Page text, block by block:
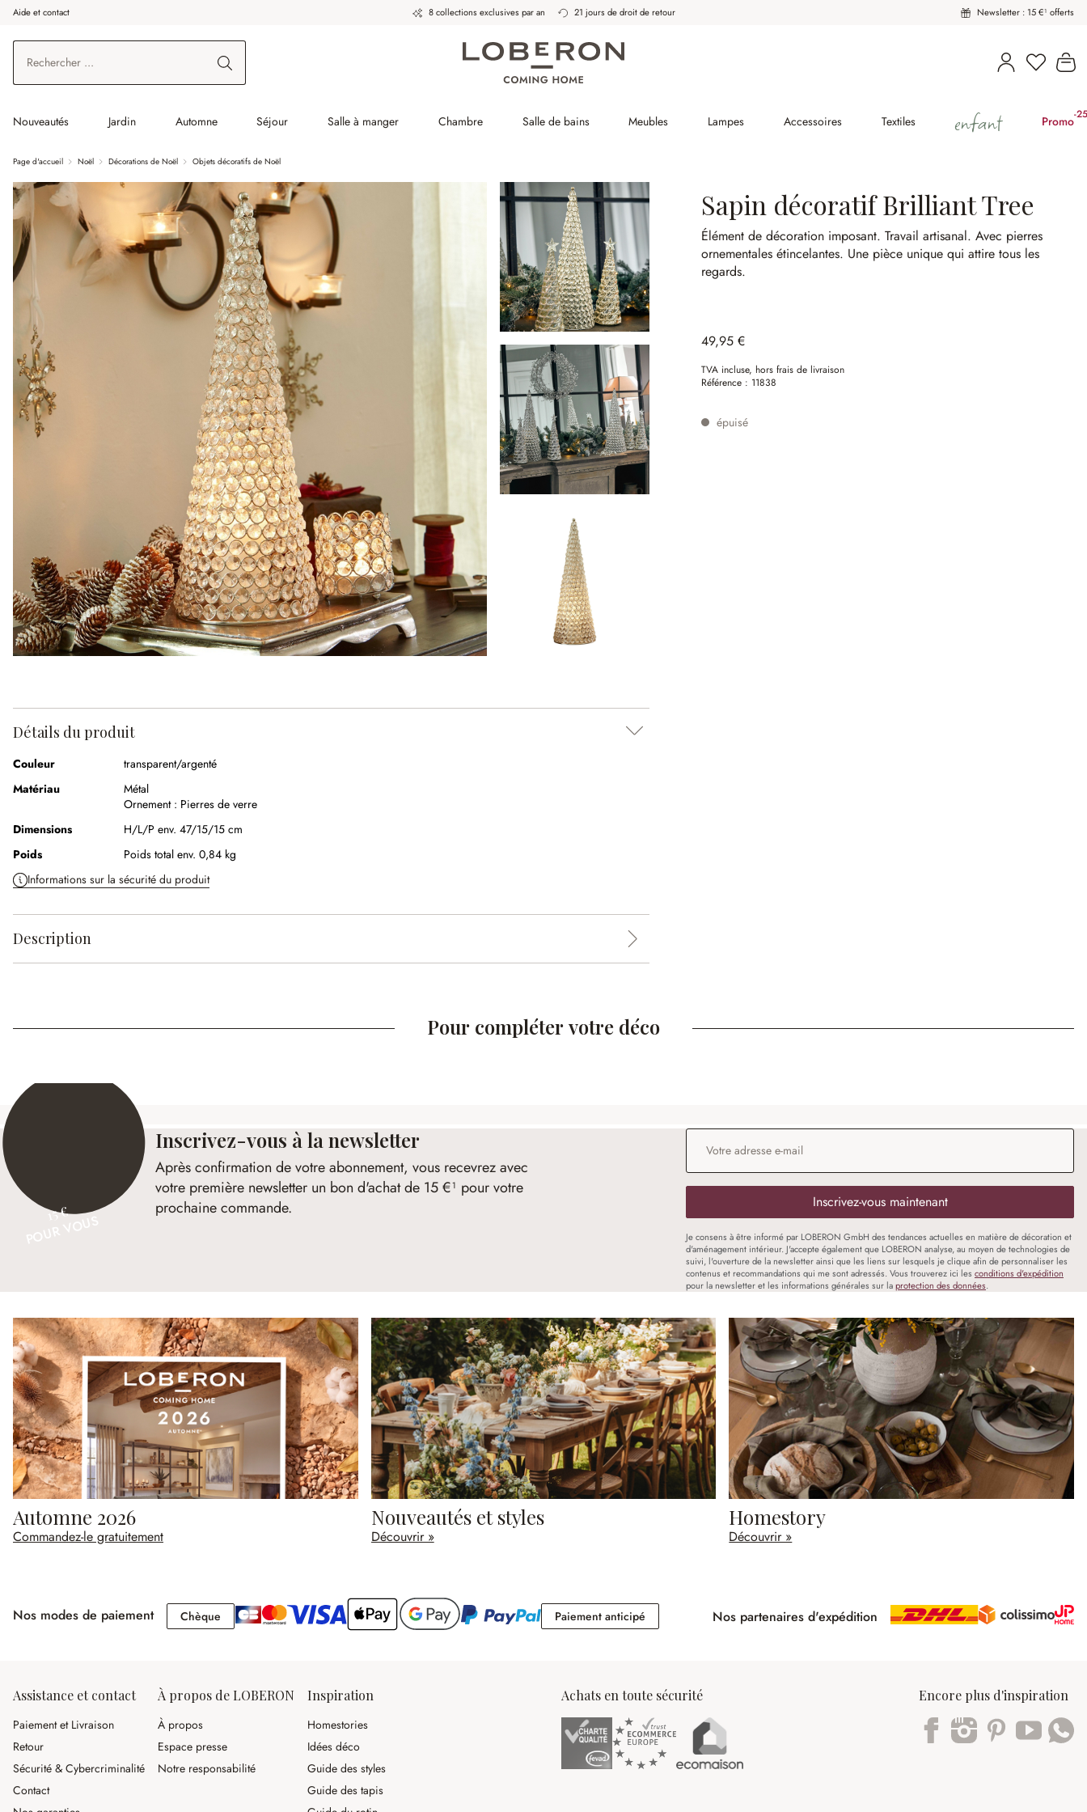
au contenu principal
Aller à la recherche
Aller à la navigation principale
Aide et contact 8 collections exclusives par an 21 jours de droit de retour Newsletter : 15 €¹ offerts
Vous
Nouveautés Jardin Automne Séjour Salle à manger Chambre Salle de bains Meubles Lampes Accessoires Textiles enfant Promo-
Page d'accueil Noël Décorations de Noël Objets décoratifs de Noël
Sapin décoratif Brilliant Tree
Élément de décoration imposant.Travail artisanal.Avec pierres
ornementales étincelantes. Une pièce unique qui attire tous les
regards.
49,95 €
TVA incluse, hors frais de livraison
Référence : 11838
épuisé
Détails du produit
Couleur
transparent/argenté
Matériau
Métal
Ornement : Pierres de verre
Dimensions
H/L/P env. 47/15/15 cm
Poids
Poids total env. 0,84 kg
Informations sur la sécurité du produit
Description
Pour compléter votre déco
15 €
Inscrivez-vous à la newsletter
Après confirmation de votre abonnement, vous recevrez avec
votre première newsletter un bon d'achat de 15 €¹ pour votre
prochaine commande.
Adresse e-mail
Inscrivez-vous maintenant
Je consens à être informé par LOBERON GmbH des tendances actuelles en matière de décoration et
d'aménagement intérieur. J'accepte également que LOBERON analyse, au moyen de technologies de
suivi, l'ouverture de la newsletter ainsi que les liens sur lesquels je clique afin de personnaliser les
contenus et recommandations qui me sont adressés. Vous trouverez ici les conditions d'expédition
pour la newsletter et les informations générales sur laprotection des données.
Automne 2026
Commandez-le gratuitement
Nouveautés et styles
Découvrir »
Homestory
Découvrir »
Nos modes de paiement Chèque Chèque Paiement anticipéPaiement anticipéNos partenaires d'expédition
Assistance et contact
Paiement et Livraison
Retour
Sécurité & Cybercriminalité
Contact
À propos de LOBERON
À propos
Espace presse
Notre responsabilité
Inspiration
Homestories
Idées déco
Guide des styles
Guide des tapis
Achats en toute sécurité Encore plus d'inspiration